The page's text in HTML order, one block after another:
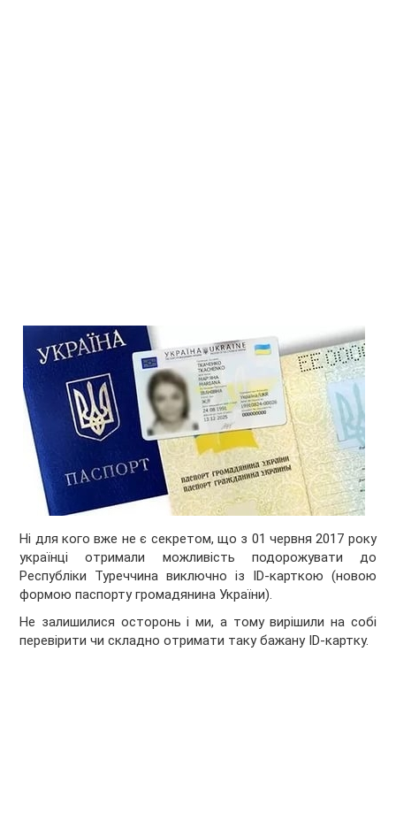
Ні для кого вже не є секретом, що з 01 червня 2017 року
українці отримали можливість подорожувати до
Республіки Туреччина виключно із ID-карткою (новою
формою паспорту громадянина України).
Не залишилися осторонь і ми, а тому вирішили на собі
перевірити чи складно отримати таку бажану ID-картку.